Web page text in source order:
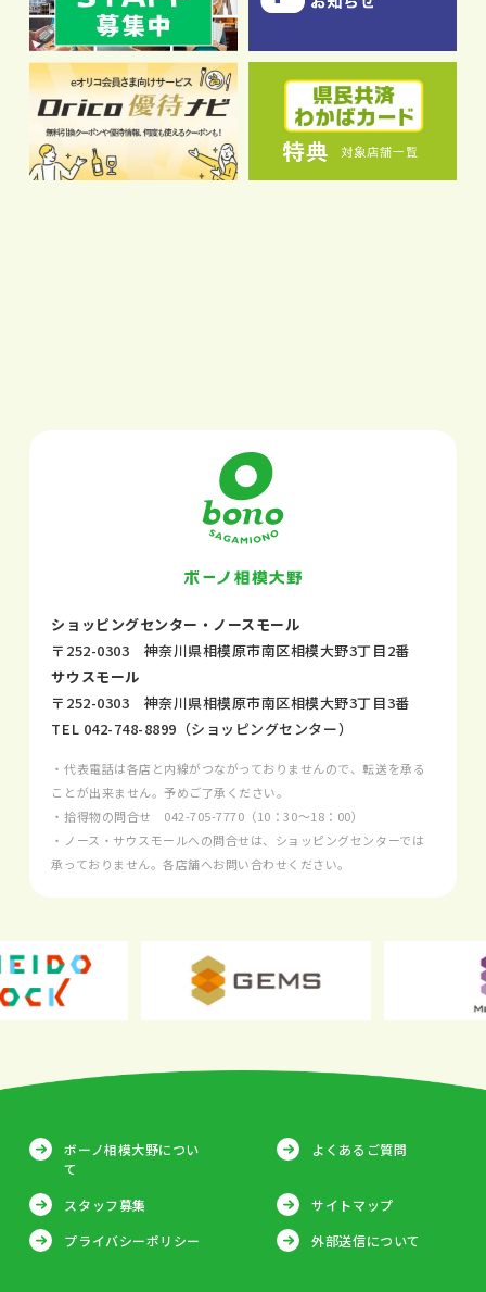
ショッピングセンター・ノースモール
〒252-0303 神奈川県相模原市南区相模大野3丁目2番
サウスモール
〒252-0303 神奈川県相模原市南区相模大野3丁目3番
TEL 042-748-8899 （ショッピングセンター）
・代表電話は各店と内線がつながっておりませんので、転送を承る
ことが出来ません。予めご了承ください。
・拾得物の問合せ 042-705-7770 （10：30～18：00）
・ノース・サウスモールへの問合せは、ショッピングセンターでは
承っておりません。各店舗へお問い合わせください。
ボーノ相模大野につい
て
よくあるご質問
スタッフ募集
サイトマップ
プライバシーポリシー
外部送信について